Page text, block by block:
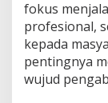
fokus
profesional,
kepada
pentingnya
wujud